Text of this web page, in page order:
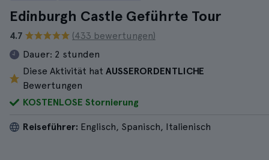
Edinburgh Castle Geführte Tour
4.7
(433 bewertungen)
Dauer: 2 stunden
Diese Aktivität hat AUSSERORDENTLICHE
Bewertungen
KOSTENLOSE Stornierung
Reiseführer: Englisch, Spanisch, Italienisch